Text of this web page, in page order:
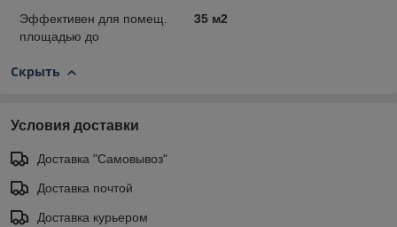
Эффективен для помещ.
площадью до
35 м2
Скрыть
Условия доставки
Доставка "Самовывоз"
Доставка почтой
Доставка курьером